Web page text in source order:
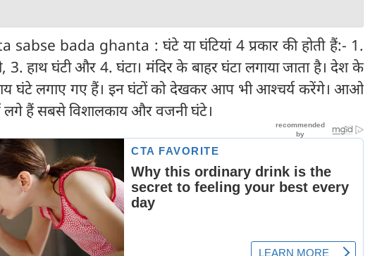
bada ghanta : घंटे या घंटियां 4 प्रकार की होती हैं:- 1.
3. हाथ घंटी और 4. घंटा। मंदिर के बाहर घंटा लगाया जाता है। देश के
घंटे लगाए गए हैं। इन घंटों को देखकर आप भी आश्चर्य करेंगे। आओ
लगे हैं सबसे विशालकाय और वजनी घंटे।